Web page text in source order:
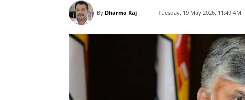
By Dharma Raj Tuesday, 19 May 2026, 11:49 AM